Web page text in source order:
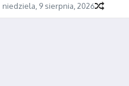
niedziela, 9 sierpnia, 2026